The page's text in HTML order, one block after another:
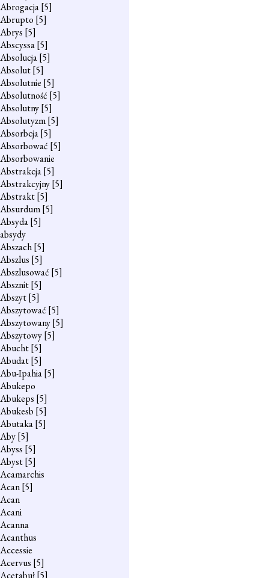
Abrogacja[5]
Abrupto [5]
Abrys [5]
Abscyssa[5]
Absolucja[5]
Absolut[5]
Absolutnie [5]
Absolutność [5]
Absolutny[5]
Absolutyzm[5]
Absorbcja[5]
Absorbować [5]
Absorbowanie
Abstrakcja[5]
Abstrakcyjny[5]
Abstrakt[5]
Absurdum[5]
Absyda[5]
absydy
Abszach[5]
Abszlus [5]
Abszlusować [5]
Absznit[5]
Abszyt[5]
Abszytować [5]
Abszytowany[5]
Abszytowy[5]
Abucht[5]
Abudat[5]
Abu-Ipahia[5]
Abukepo
Abukeps [5]
Abukesb [5]
Abutaka[5]
Aby[5]
Abyss [5]
Abyst[5]
Acamarchis
Acan[5]
Acan
Acani
Acanna
Acanthus
Accessie
Acervus [5]
Acetabuł[5]